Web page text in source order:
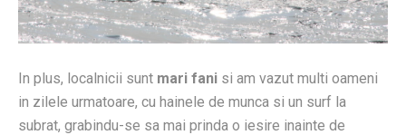
In plus, localnicii sunt mari fani si am vazut multi oameni
in zilele urmatoare, cu hainele de munca si un surf la
subrat, grabindu-se sa mai prinda o iesire inainte de